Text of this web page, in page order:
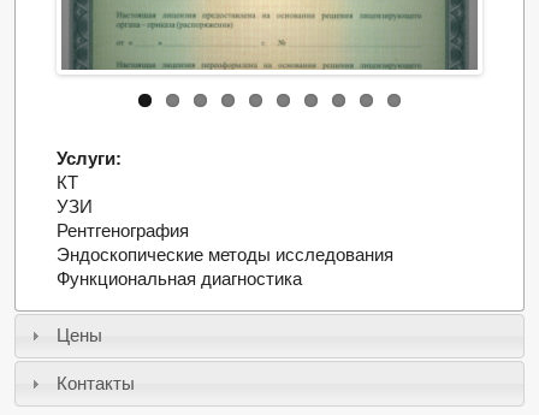
КНИЖНЫЙ МАГАЗИН
Компьютерная томография (КТ)
Магнитно-резонансная томография (МРТ)
Спросить врача
ПОМОЩЬ
Услуги:
КТ
УЗИ
Рентгенография
Эндоскопические методы исследования
Функциональная диагностика
Цены
Контакты